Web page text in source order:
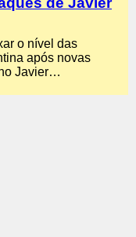
o nível das
após novas
Javier…